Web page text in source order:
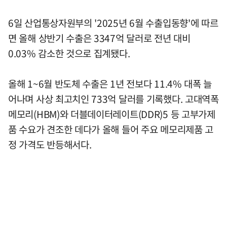
6일 산업통상자원부의 '2025년 6월 수출입동향'에 따르
면 올해 상반기 수출은 3347억 달러로 전년 대비
0.03% 감소한 것으로 집계됐다.
올해 1~6월 반도체 수출은 1년 전보다 11.4% 대폭 늘
어나며 사상 최고치인 733억 달러를 기록했다. 고대역폭
메모리(HBM)와 더블데이터레이트(DDR)5 등 고부가제
품 수요가 견조한 데다가 올해 들어 주요 메모리제품 고
정 가격도 반등해서다.